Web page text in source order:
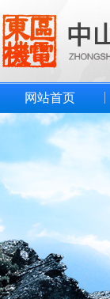
网站首页